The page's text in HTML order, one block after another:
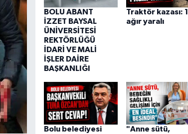
BOLU ABANT
İZZET BAYSAL
ÜNİVERSİTESİ
REKTÖRLÜĞÜ
İDARİ VE MALİ
İŞLER DAİRE
BAŞKANLIĞI
Traktör kazası: 1
ağır yaralı
Bolu belediyesi
"Anne sütü,